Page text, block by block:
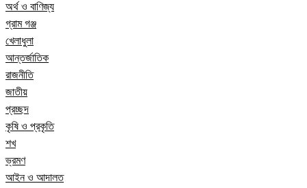
অর্থ ও বাণিজ্য
গ্রাম গঞ্জ
খেলাধুলা
আন্তর্জাতিক
রাজনীতি
জাতীয়
প্রচ্ছদ
কৃষি ও প্রকৃতি
শখ
ভ্রমণ
আইন ও আদালত